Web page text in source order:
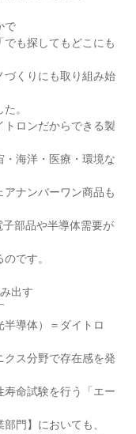
で
でも探してもどこにも
づくりにも取り組み始
。
トロンだからできる製
・海洋・医療・環境な
ナンバーワン商品も
部品や半導体需要が
です。
出す
半導体）＝ダイトロ
ス分野で存在感を発
寿命試験を行う「エー
門】においても、